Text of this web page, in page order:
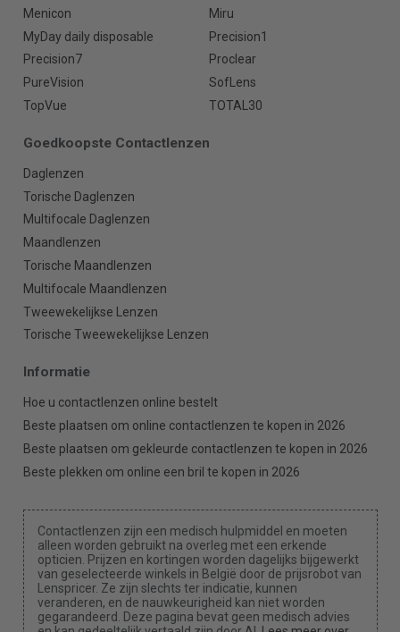
Menicon
Miru
MyDay daily disposable
Precision1
Precision7
Proclear
PureVision
SofLens
TopVue
TOTAL30
Goedkoopste Contactlenzen
Daglenzen
Torische Daglenzen
Multifocale Daglenzen
Maandlenzen
Torische Maandlenzen
Multifocale Maandlenzen
Tweewekelijkse Lenzen
Torische Tweewekelijkse Lenzen
Informatie
Hoe u contactlenzen online bestelt
Beste plaatsen om online contactlenzen te kopen in 2026
Beste plaatsen om gekleurde contactlenzen te kopen in 2026
Beste plekken om online een bril te kopen in 2026
Contactlenzen zijn een medisch hulpmiddel en moeten
alleen worden gebruikt na overleg met een erkende
opticien. Prijzen en kortingen worden dagelijks bijgewerkt
van geselecteerde winkels in België door de prijsrobot van
Lenspricer. Ze zijn slechts ter indicatie, kunnen
veranderen, en de nauwkeurigheid kan niet worden
gegarandeerd. Deze pagina bevat geen medisch advies